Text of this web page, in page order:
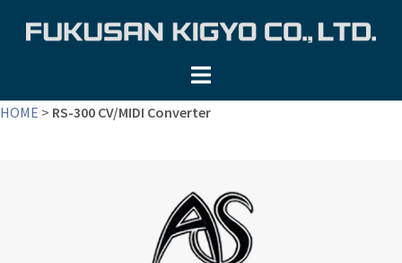
ツ
HOME > RS-300 CV/MIDI Converter